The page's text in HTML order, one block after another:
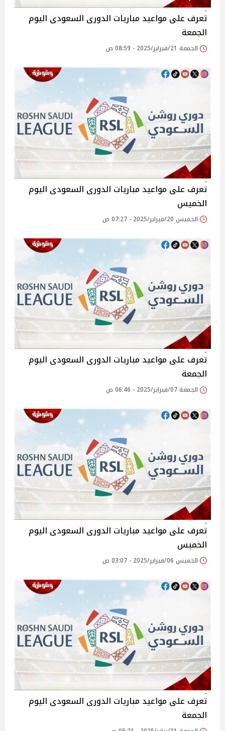
تعرف على مواعيد مباريات الدورى السعودى اليوم
الجمعة
الجمعة 21/فبراير/2025 - 08:59 ص
تعرف على مواعيد مباريات الدورى السعودى اليوم
الخميس
الخميس 20/فبراير/2025 - 07:27 ص
تعرف على مواعيد مباريات الدورى السعودى اليوم
الجمعة
الجمعة 07/فبراير/2025 - 06:46 ص
تعرف على مواعيد مباريات الدورى السعودى اليوم
الخميس
الخميس 06/فبراير/2025 - 03:07 ص
تعرف على مواعيد مباريات الدورى السعودى اليوم
الجمعة